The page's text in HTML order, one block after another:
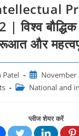
विश्व बौद्धिक
और
Patel
Post
published:
November
Post National and
प्लीज शेयर करें